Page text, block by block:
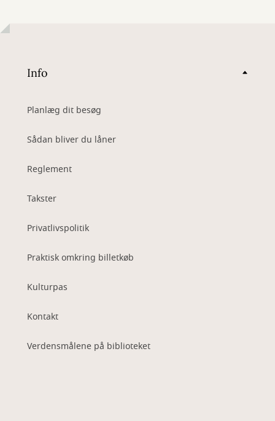
Info
Planlæg dit besøg
Sådan bliver du låner
Reglement
Takster
Privatlivspolitik
Praktisk omkring billetkøb
Kulturpas
Kontakt
Verdensmålene på biblioteket